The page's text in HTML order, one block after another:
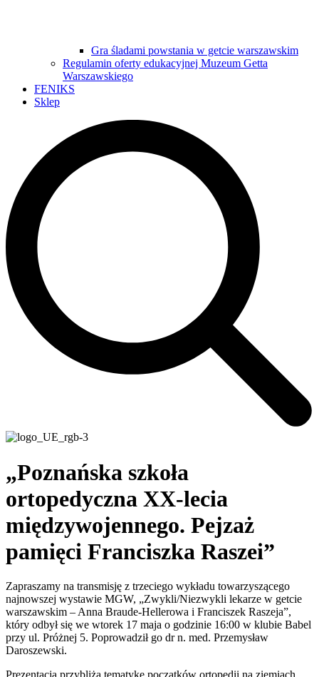
Gra śladami powstania w getcie warszawskim
Regulamin oferty edukacyjnej Muzeum Getta
Warszawskiego
FENIKS
Sklep
„Poznańska szkoła
ortopedyczna XX-lecia
międzywojennego. Pejzaż
pamięci Franciszka Raszei”
Zapraszamy na transmisję z trzeciego wykładu towarzyszącego
najnowszej wystawie MGW, „Zwykli/Niezwykli lekarze w getcie
warszawskim – Anna Braude-Hellerowa i Franciszek Raszeja”,
który odbył się we wtorek 17 maja o godzinie 16:00 w klubie Babel
przy ul. Próżnej 5. Poprowadził go dr n. med. Przemysław
Daroszewski.
Prezentacja przybliża tematykę początków ortopedii na ziemiach